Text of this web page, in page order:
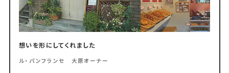
想いを形にしてくれました
ル・パンフランセ 大原オーナー